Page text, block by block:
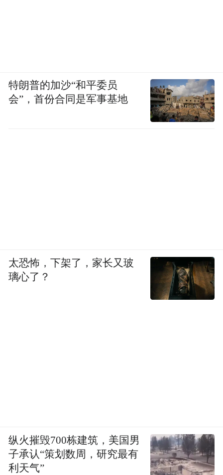
特朗普的加沙“和平委员
会”，首份合同是军事基地
太恐怖，下架了，家长又玻
璃心了？
纵火摧毁700栋建筑，美国男
子承认“策划数周，研究最有
利天气”